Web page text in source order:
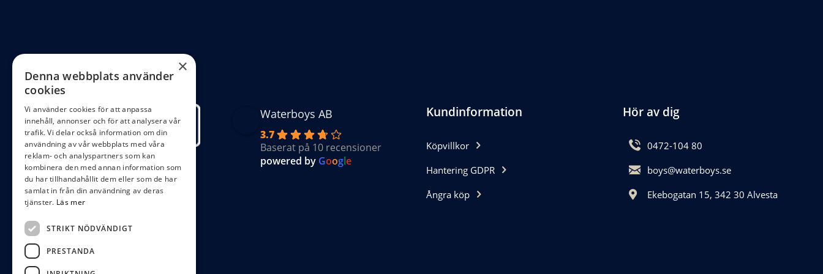
Waterboys AB
3.7
Baserat på 10 recensioner
powered by Google
Kundinformation
Köpvillkor
Hantering GDPR
Ångra köp
Hör av dig
0472-104 80
boys@waterboys.se
Ekebogatan 15, 342 30 Alvesta
×
Denna webbplats använder
cookies
Vi använder cookies för att anpassa
innehåll, annonser och för att analysera vår
trafik. Vi delar också information om din
användning av vår webbplats med våra
reklam- och analyspartners som kan
kombinera den med annan information som
du har tillhandahållit dem eller som de har
samlat in från din användning av deras
tjänster. Läs mer
STRIKT NÖDVÄNDIGT
PRESTANDA